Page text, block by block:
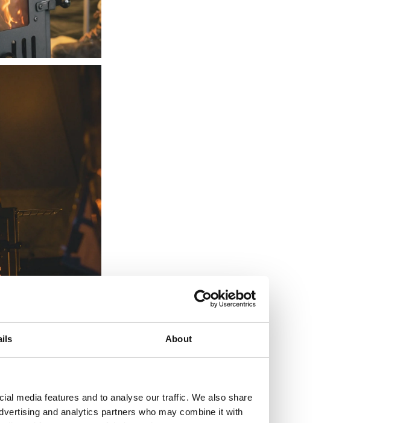
About
media features and to analyse our traffic. We also share
and analytics partners who may combine it with
lämmöstä
lämmön